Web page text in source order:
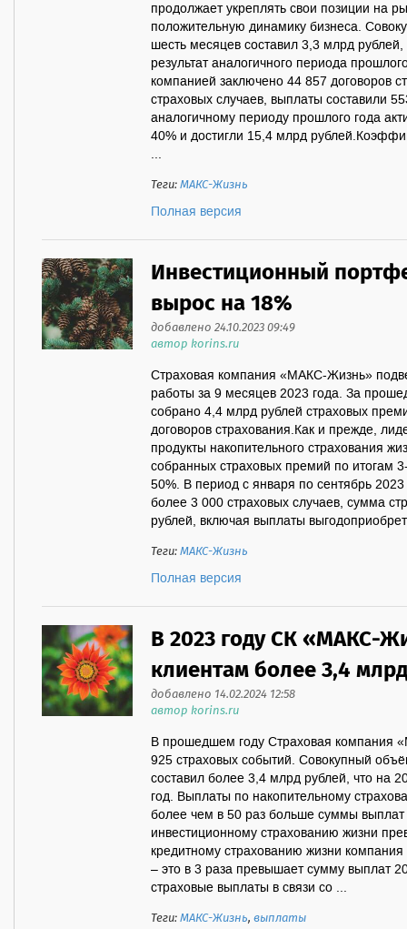
продолжает укреплять свои позиции на
положительную динамику бизнеса.
шесть месяцев составил 3,3 млрд
результат аналогичного периода
компанией заключено 44 857 договоров
страховых случаев, выплаты составили
аналогичному периоду прошлого года
40% и достигли 15,4 млрд
...
Теги:МАКС-Жизнь
Полная версия
Инвестиционный
вырос на 18%
добавлено 24.10.2023 09:49
автор korins.ru
Страховая компания «МАКС-Жизнь»
работы за 9 месяцев 2023 года. За
собрано 4,4 млрд рублей страховых
договоров страхования.Как и прежде,
продукты накопительного страхования
собранных страховых премий по итогам
50%. В период с января по сентябрь
более 3 000 страховых случаев, сумма
рублей, включая выплаты
Теги:МАКС-Жизнь
Полная версия
В 2023 году СК «МАКС-
клиентам более 3,4
добавлено 14.02.2024 12:58
автор korins.ru
В прошедшем году Страховая компания
925 страховых событий. Совокупный
составил более 3,4 млрд рублей, что на
год. Выплаты по накопительному
более чем в 50 раз больше суммы
инвестиционному страхованию жизни
кредитному страхованию жизни
– это в 3 раза превышает сумму выплат
страховые выплаты в связи со ...
Теги:МАКС-Жизнь,выплаты